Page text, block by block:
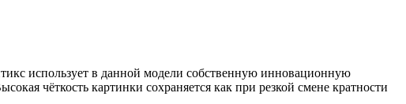
использует в данной модели собственную инновационную
чёткость картинки сохраняется как при резкой смене кратности